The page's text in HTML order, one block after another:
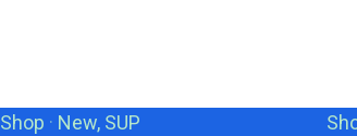
Shop · New, SUP